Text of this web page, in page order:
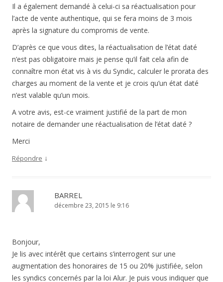
Il a également demandé à celui-ci sa réactualisation pour
l’acte de vente authentique, qui se fera moins de 3 mois
après la signature du compromis de vente.
D’après ce que vous dites, la réactualisation de l’état daté
n’est pas obligatoire mais je pense qu’il fait cela afin de
connaître mon état vis à vis du Syndic, calculer le prorata des
charges au moment de la vente et je crois qu’un état daté
n’est valable qu’un mois.
A votre avis, est-ce vraiment justifié de la part de mon
notaire de demander une réactualisation de l’état daté ?
Merci
Répondre ↓
BARREL
décembre 23, 2015 le 9:16
Bonjour,
Je lis avec intérêt que certains s’interrogent sur une
augmentation des honoraires de 15 ou 20% justifiée, selon
les syndics concernés par la loi Alur. Je puis vous indiquer que